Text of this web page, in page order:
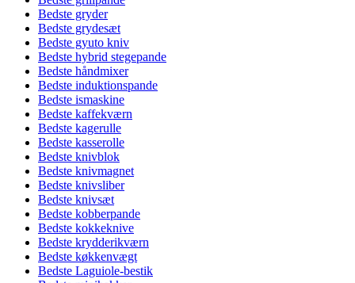
Bedste gryder
Bedste grydesæt
Bedste gyuto kniv
Bedste hybrid stegepande
Bedste håndmixer
Bedste induktionspande
Bedste ismaskine
Bedste kaffekværn
Bedste kagerulle
Bedste kasserolle
Bedste knivblok
Bedste knivmagnet
Bedste knivsliber
Bedste knivsæt
Bedste kobberpande
Bedste kokkeknive
Bedste krydderikværn
Bedste køkkenvægt
Bedste Laguiole-bestik